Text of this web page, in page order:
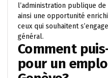
l’administration publique
ainsi une opportunité
ceux qui souhaitent
général.
Comment
pour un